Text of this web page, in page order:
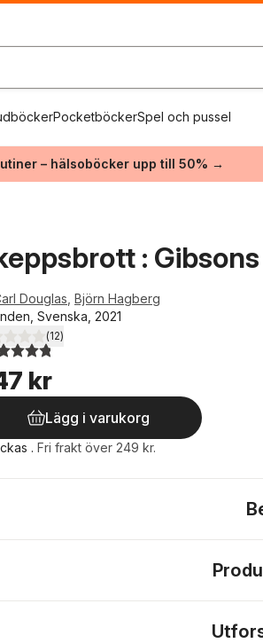
PocketböckerSpel och pussel
– hälsoböcker upp till 50% →
:
Douglas Björn Hagberg
Svenska, 2021
5 stjärnor. Totalt antal röster:
(12)
kr
Lägg i varukorg
. Fri frakt över 249 kr.